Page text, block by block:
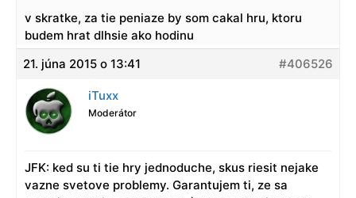
v skratke, za tie peniaze by som cakal hru, ktoru
budem hrat dlhsie ako hodinu
21. júna 2015 o 13:41
#406526
iTuxx
Moderátor
JFK: ked su ti tie hry jednoduche, skus riesit nejake
vazne svetove problemy. Garantujem ti, ze sa